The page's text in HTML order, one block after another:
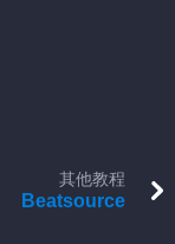
其他教程
Beatsource